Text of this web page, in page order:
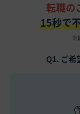
転職の
15秒で
※
Q1. ご希